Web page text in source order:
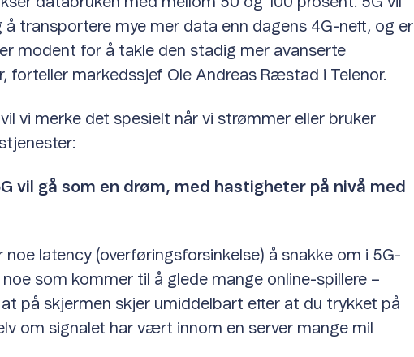
å transportere mye mer data enn dagens 4G-nett, og er
modent for å takle den stadig mer avanserte
forteller markedssjef Ole Andreas Ræstad i Telenor.
vi merke det spesielt når vi strømmer eller bruker
vil gå som en drøm, med hastigheter på nivå med
latency (overføringsforsinkelse) å snakke om i 5G-
som kommer til å glede mange online-spillere –
på skjermen skjer umiddelbart etter at du trykket på
om signalet har vært innom en server mange mil